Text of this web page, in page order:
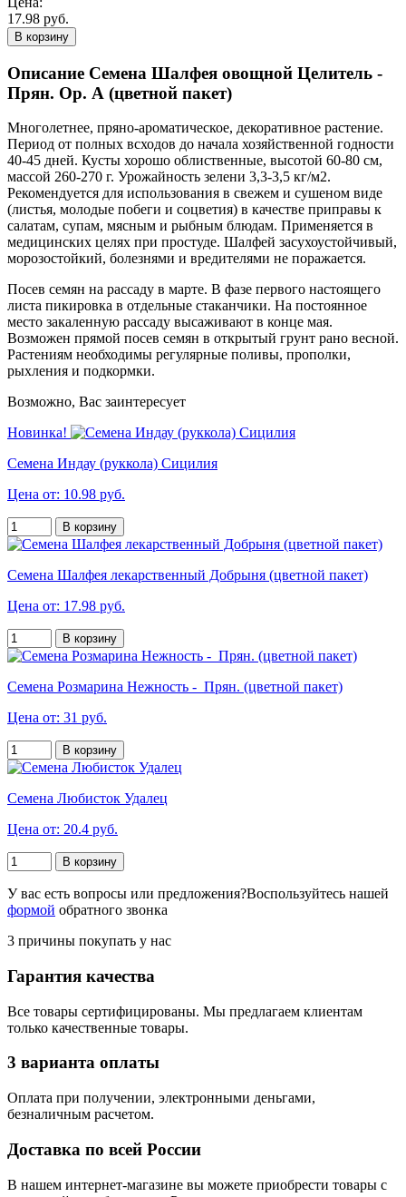
17.98 руб.
В корзину
Описание Семена Шалфея овощной Целитель -
Прян. Ор. А (цветной пакет)
Многолетнее, пряно-ароматическое, декоративное растение.
Период от полных всходов до начала хозяйственной годности
40-45 дней. Кусты хорошо облиственные, высотой 60-80 см,
массой 260-270 г. Урожайность зелени 3,3-3,5 кг/м2.
Рекомендуется для использования в свежем и сушеном виде
(листья, молодые побеги и соцветия) в качестве приправы к
салатам, супам, мясным и рыбным блюдам. Применяется в
медицинских целях при простуде. Шалфей засухоустойчивый,
морозостойкий, болезнями и вредителями не поражается.
Посев семян на рассаду в марте. В фазе первого настоящего
листа пикировка в отдельные стаканчики. На постоянное
место закаленную рассаду высаживают в конце мая.
Возможен прямой посев семян в открытый грунт рано весной.
Растениям необходимы регулярные поливы, прополки,
рыхления и подкормки.
Возможно, Вас заинтересует
Новинка!
Семена Индау (руккола) Сицилия
Цена от: 10.98 руб.
В корзину
Семена Шалфея лекарственный Добрыня (цветной пакет)
Цена от: 17.98 руб.
В корзину
Семена Розмарина Нежность - Прян. (цветной пакет)
Цена от: 31 руб.
В корзину
Семена Любисток Удалец
Цена от: 20.4 руб.
В корзину
У вас есть вопросы или предложения?Воспользуйтесь нашей
формой обратного звонка
3 причины покупать у нас
Гарантия качества
Все товары сертифицированы. Мы предлагаем клиентам
только качественные товары.
3 варианта оплаты
Оплата при получении, электронными деньгами,
безналичным расчетом.
Доставка по всей России
В нашем интернет-магазине вы можете приобрести товары с